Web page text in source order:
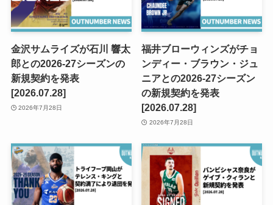
金沢サムライズが石川 響太
郎との2026-27シーズンの
新規契約を発表
[2026.07.28]
2026年7月28日
福井ブローウィンズがチョ
ンディー・ブラウン・ジュ
ニアとの2026-27シーズン
の新規契約を発表
[2026.07.28]
2026年7月28日